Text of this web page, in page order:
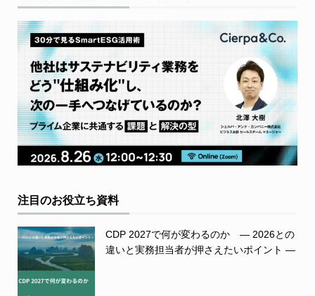
注目のお役立ち資料
CDP 2027で何が変わるのか ― 2026との
違いと実務担当者が押さえたいポイント ―